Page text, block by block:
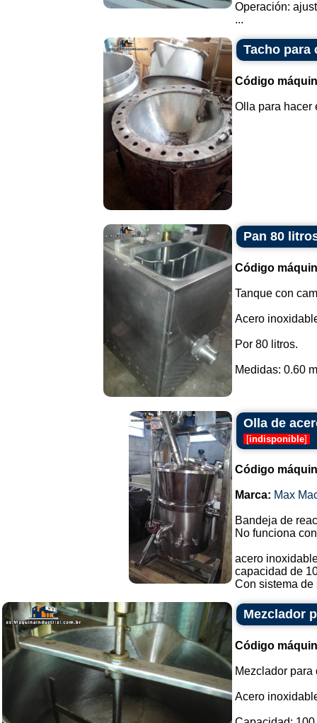
Operación:
...
Tacho para
Código
Olla para hacer
Pan 80
Código
Tanque con
Acero
Por 80 litros.
Medidas: 0.60
Olla de
[indisponible]
Código
Marca: Max
Bandeja de
No funciona
acero
capacidad de
Con sistema de
Mezclador
Código
Mezclador para
Acero